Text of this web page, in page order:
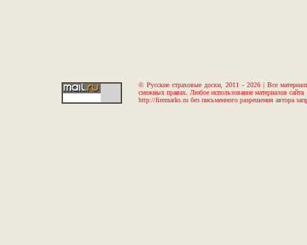
© Русские страховые доски, 2011 - 2026 | Все
смежных правах. Любое использование материалов сайта
http://firemarks.ru без письменного разрешения автора